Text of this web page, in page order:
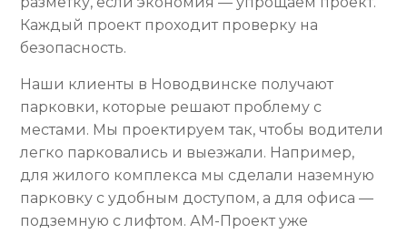
Каждый проект проходит проверку на
безопасность.
Наши клиенты в Новодвинске получают
парковки, которые решают проблему с
местами. Мы проектируем так, чтобы водители
легко парковались и выезжали. Например,
для жилого комплекса мы сделали наземную
парковку с удобным доступом, а для офиса —
подземную с лифтом. АМ-Проект уже